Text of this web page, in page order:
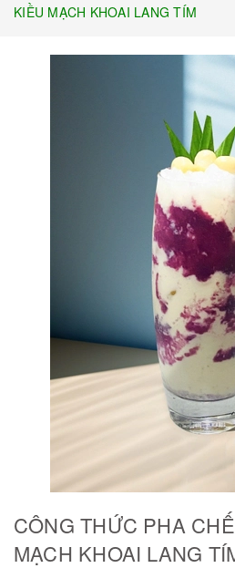
KIỀU MẠCH KHOAI LANG TÍM
CÔNG THỨC PHA
MẠCH KHOAI LANG